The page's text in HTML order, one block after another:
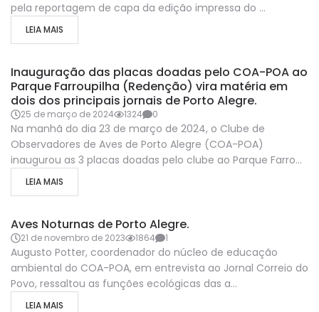
pela reportagem de capa da edição impressa do ...
LEIA MAIS
Inauguração das placas doadas pelo COA-POA ao
Parque Farroupilha (Redenção) vira matéria em
dois dos principais jornais de Porto Alegre.
25 de março de 2024 1324 0
Na manhã do dia 23 de março de 2024, o Clube de
Observadores de Aves de Porto Alegre (COA-POA)
inaugurou as 3 placas doadas pelo clube ao Parque Farro...
LEIA MAIS
NÚCLEO DE EDUCAÇÃO AMBIENTAL
Aves Noturnas de Porto Alegre.
21 de novembro de 2023 1864 1
Augusto Potter, coordenador do núcleo de educação
ambiental do COA-POA, em entrevista ao Jornal Correio do
Povo, ressaltou as funções ecológicas das a...
LEIA MAIS